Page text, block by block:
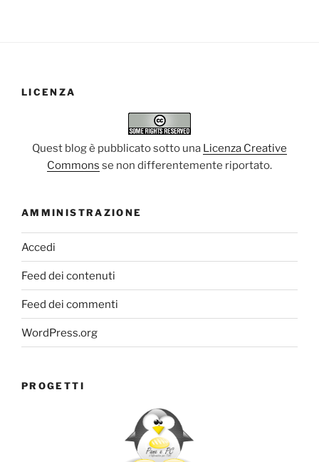
LICENZA
Quest blog è pubblicato sotto una Licenza Creative
Commons se non differentemente riportato.
AMMINISTRAZIONE
Accedi
Feed dei contenuti
Feed dei commenti
WordPress.org
PROGETTI